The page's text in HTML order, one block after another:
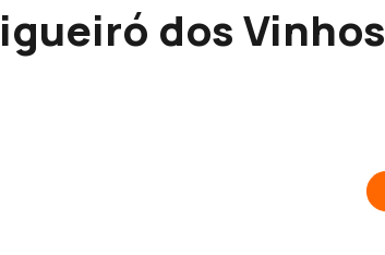
dos Vinhos